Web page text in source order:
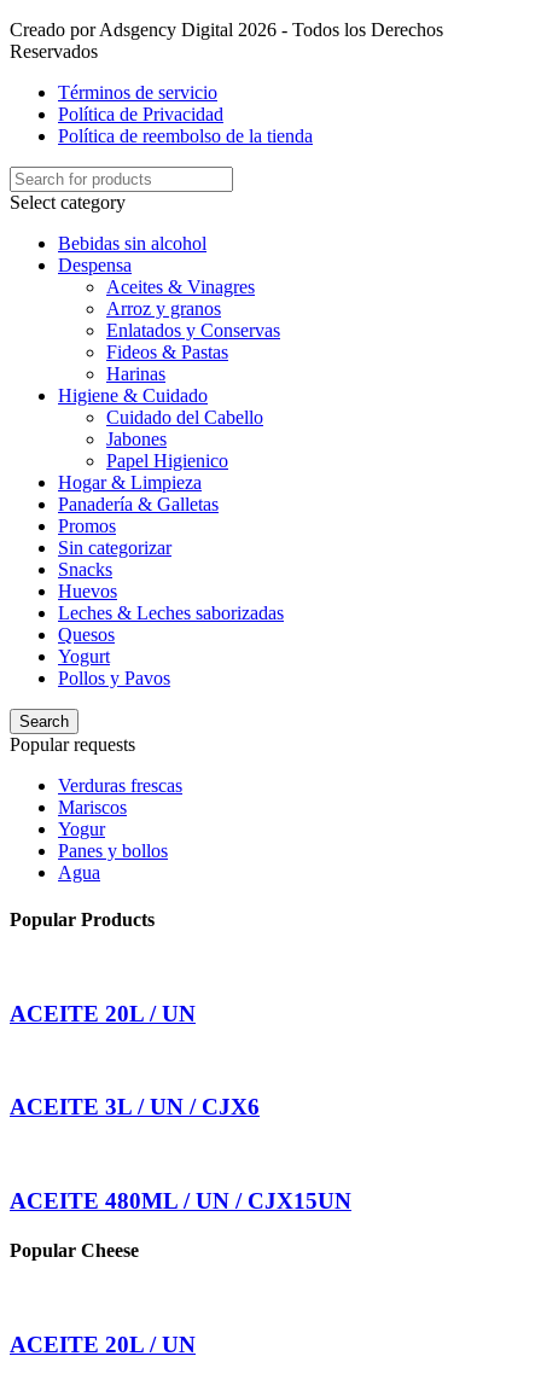
Creado por Adsgency Digital 2026 - Todos los Derechos
Reservados
Términos de servicio
Política de Privacidad
Política de reembolso de la tienda
Select category
Bebidas sin alcohol
Despensa
Aceites & Vinagres
Arroz y granos
Enlatados y Conservas
Fideos & Pastas
Harinas
Higiene & Cuidado
Cuidado del Cabello
Jabones
Papel Higienico
Hogar & Limpieza
Panadería & Galletas
Promos
Sin categorizar
Snacks
Huevos
Leches & Leches saborizadas
Quesos
Yogurt
Pollos y Pavos
Search
Popular requests
Verduras frescas
Mariscos
Yogur
Panes y bollos
Agua
Popular Products
ACEITE 20L / UN
ACEITE 3L / UN / CJX6
ACEITE 480ML / UN / CJX15UN
Popular Cheese
ACEITE 20L / UN